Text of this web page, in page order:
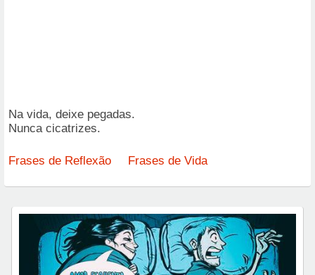
Na vida, deixe pegadas.
Nunca cicatrizes.
Frases de Reflexão Frases de Vida